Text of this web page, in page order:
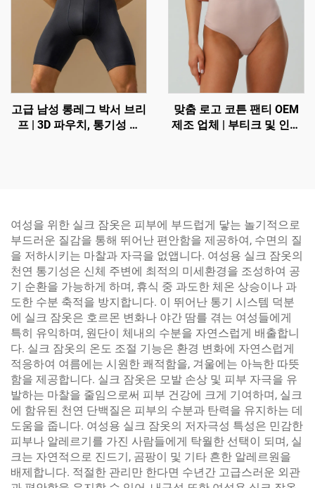
고급 남성 롱레그 박서 브리
프 | 3D 파우치, 통기성 및
맞춤 로고 코튼 팬티 OEM
제조 업체 | 부티크 및 인플
여성을 위한 실크 잠옷은 피부에 부드럽게 닿는 놀기적으로
부드러운 질감을 통해 뛰어난 편안함을 제공하여, 수면의 질
을 저하시키는 마찰과 자극을 없앱니다. 여성용 실크 잠옷의
천연 통기성은 신체 주변에 최적의 미세환경을 조성하여 공
기 순환을 가능하게 하며, 휴식 중 과도한 체온 상승이나 과
도한 수분 축적을 방지합니다. 이 뛰어난 통기 시스템 덕분
에 실크 잠옷은 호르몬 변화나 야간 땀를 겪는 여성들에게
특히 유익하며, 원단이 체내의 수분을 자연스럽게 배출합니
다. 실크 잠옷의 온도 조절 기능은 환경 변화에 자연스럽게
적응하여 여름에는 시원한 쾌적함을, 겨울에는 아늑한 따뜻
함을 제공합니다. 실크 잠옷은 모발 손상 및 피부 자극을 유
발하는 마찰을 줄임으로써 피부 건강에 크게 기여하며, 실크
에 함유된 천연 단백질은 피부의 수분과 탄력을 유지하는 데
도움을 줍니다. 여성용 실크 잠옷의 저자극성 특성은 민감한
피부나 알레르기를 가진 사람들에게 탁월한 선택이 되며, 실
크는 자연적으로 진드기, 곰팡이 및 기타 흔한 알레르원을
배제합니다. 적절한 관리만 한다면 수년간 고급스러운 외관